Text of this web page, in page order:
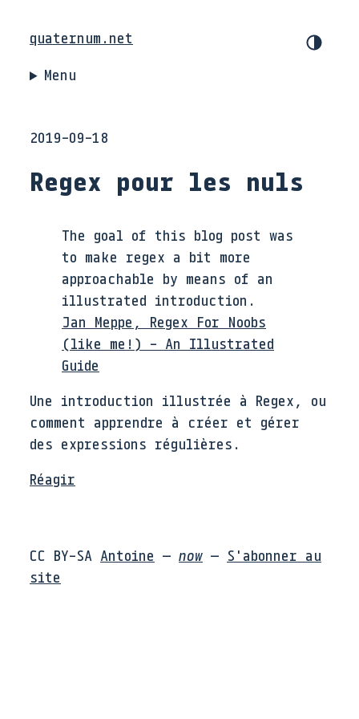
quaternum.net
Menu
2019-09-18
Regex pour les nuls
The goal of this blog post was
to make regex a bit more
approachable by means of an
illustrated introduction.
Jan Meppe, Regex For Noobs
(like me!) - An Illustrated
Guide
Une introduction illustrée à Regex, ou
comment apprendre à créer et gérer
des expressions régulières.
Réagir
CC BY-SA Antoine — now — S'abonner au
site